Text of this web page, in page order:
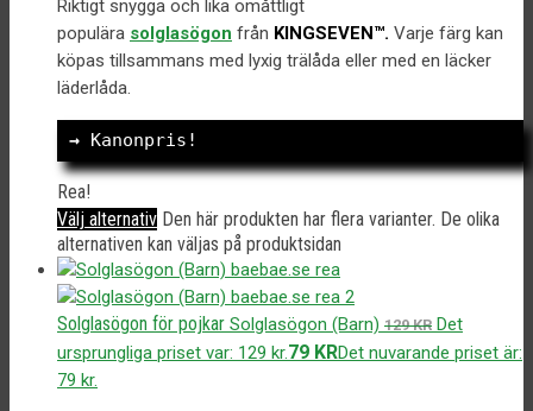
Riktigt snygga och lika omåttligt
populära solglasögon från KINGSEVEN™. Varje färg kan
köpas tillsammans med lyxig trälåda eller med en läcker
läderlåda.
→ Kanonpris!
Rea!
Välj alternativ Den här produkten har flera varianter. De olika
alternativen kan väljas på produktsidan
Solglasögon för pojkar Solglasögon (Barn) 129KR Det
ursprungliga priset var: 129 kr.79 KRDet nuvarande priset är:
79 kr.